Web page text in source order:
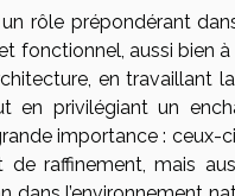
un rôle prépondérant
aussi bien à
en travaillant
en privilégiant un
importance : ceux-
de raffinement, mais